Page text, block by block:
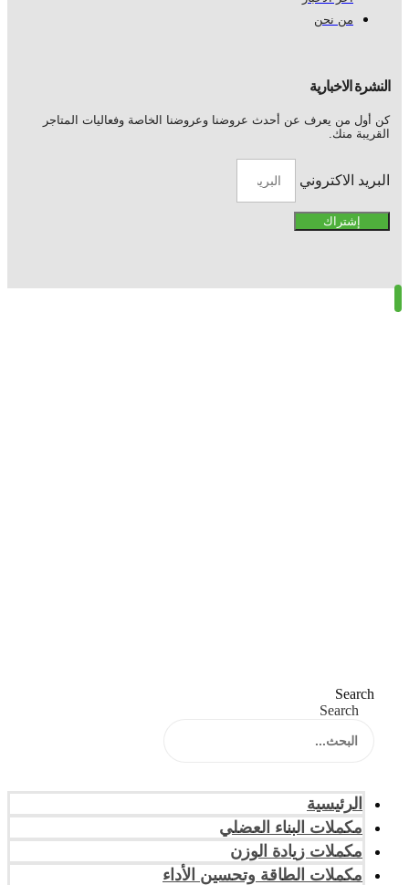
من نحن
النشرة الاخبارية
كن أول من يعرف عن أحدث عروضنا وعروضنا الخاصة وفعاليات المتاجر
القريبة منك.
البريد الاكتروني
إشتراك
Search
Search
الرئيسية
مكملات البناء العضلي
مكملات زيادة الوزن
مكملات الطاقة وتحسين الأداء